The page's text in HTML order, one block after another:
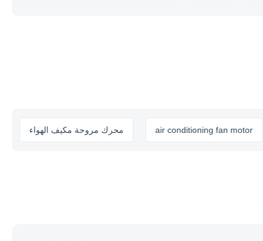
air conditioning fan motor محرك مروحة مكيف الهواء